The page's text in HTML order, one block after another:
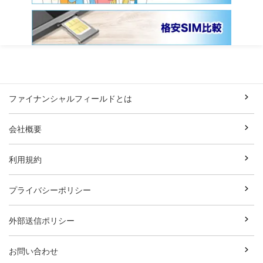
ファイナンシャルフィールドとは
会社概要
利用規約
プライバシーポリシー
外部送信ポリシー
お問い合わせ